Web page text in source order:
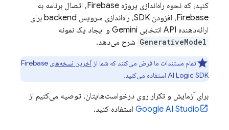
کنید، که نحوه راه‌اندازی پروژه Firebase، اتصال برنامه به
Firebase، افزودن SDK، راه‌اندازی سرویس backend برای
ارائه‌دهنده API انتخابی Gemini و ایجاد یک نمونه
GenerativeModel شرح می‌دهد.
تمام مستندات ما فرض می‌کنند که شما ازآخرین نسخه‌های Firebase
AI LogicSDK استفاده می‌کنید.
برای آزمایش و تکرار روی درخواست‌هایتان، توصیه می‌کنیم از
Google AI Studio استفاده کنید.